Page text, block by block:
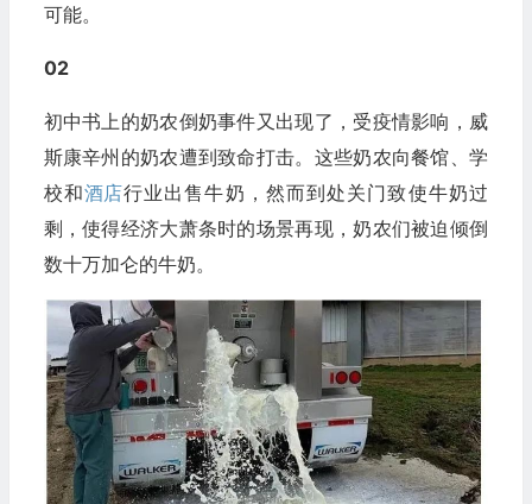
可能。
02
初中书上的奶农倒奶事件又出现了，受疫情影响，威
斯康辛州的奶农遭到致命打击。这些奶农向餐馆、学
校和酒店行业出售牛奶，然而到处关门致使牛奶过
剩，使得经济大萧条时的场景再现，奶农们被迫倾倒
数十万加仑的牛奶。